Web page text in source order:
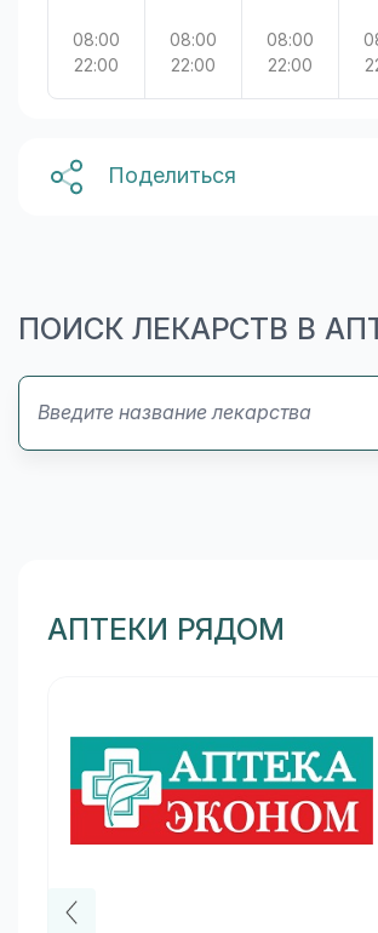
08:00
22:00
08:00
22:00
08:00
22:00
Поделиться
ПОИСК ЛЕКАРСТВ В
АПТЕКИ РЯДОМ